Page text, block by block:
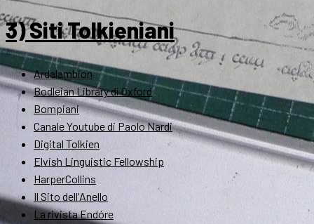
3) Siti Tolkieniani
Ardalambion
Bodleian Library di Oxford
Bompiani
Canale Youtube di Paolo Nardi
Digital Tolkien
Elvish Linguistic Fellowship
HarperCollins
Il Sito dell'Anello
La rivista Endóre